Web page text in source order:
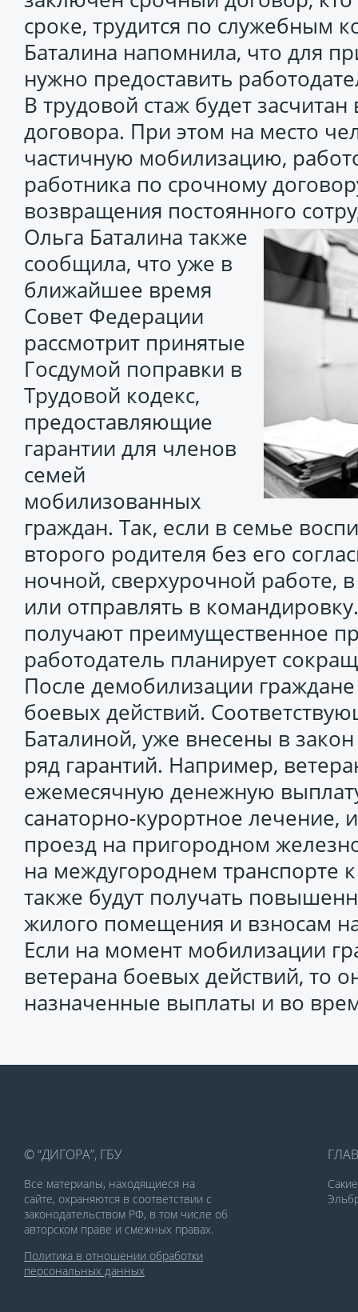
сроке, трудится по служебным
Баталина напомнила, что для
нужно предоставить
В трудовой стаж будет
договора. При этом на место
частичную мобилизацию,
работника по срочному
возвращения постоянного
Ольга Баталина также
сообщила, что уже в
ближайшее время
Совет Федерации
рассмотрит принятые
Госдумой поправки в
Трудовой кодекс,
предоставляющие
гарантии для членов
семей
мобилизованных
граждан. Так, если в семье
второго родителя без его
ночной, сверхурочной работе,
или отправлять в
получают преимущественное
работодатель планирует
После демобилизации граждане
боевых действий.
Баталиной, уже внесены в закон
ряд гарантий. Например,
ежемесячную денежную
санаторно-курортное лечение,
проезд на пригородном
на междугороднем транспорте
также будут получать
жилого помещения и взносам
Если на момент мобилизации
ветерана боевых действий, то
назначенные выплаты и во
© “ДИГОРА”, ГБУ
Все материалы, находящиеся на
сайте, охраняются в соответствии с
законодательством РФ, в том числе об
авторском праве и смежных правах.
Политика в отношении обработки
персональных данных